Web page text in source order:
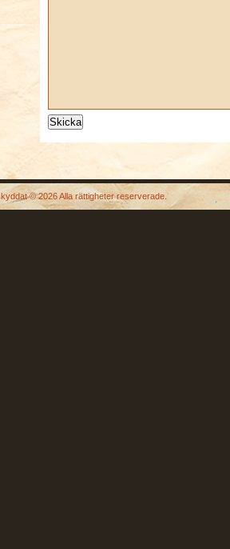
© 2026 Alla rättigheter reserverade.